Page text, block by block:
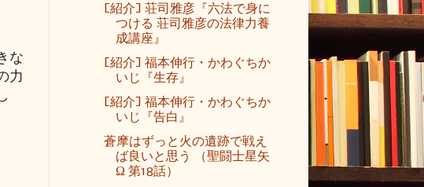
な
力
[紹介] 荘司雅彦『六法で身に
つける 荘司雅彦の法律力養
成講座』
[紹介] 福本伸行・かわぐちか
いじ『生存』
[紹介] 福本伸行・かわぐちか
いじ『告白』
蒼摩はずっと火の遺跡で戦え
ば良いと思う （聖闘士星矢
Ω 第18話）